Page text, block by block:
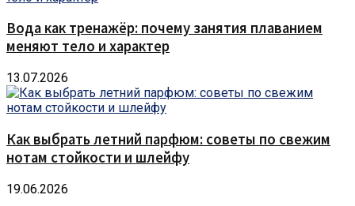
Вода как тренажёр: почему занятия плаванием
меняют тело и характер
13.07.2026
Как выбрать летний парфюм: советы по свежим
нотам стойкости и шлейфу
19.06.2026